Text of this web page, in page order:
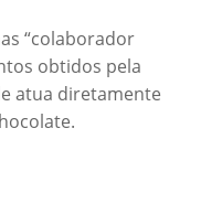
“colaborador
obtidos pela
atua diretamente